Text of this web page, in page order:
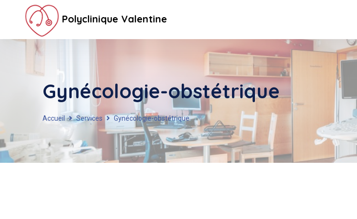
Polyclinique Valentine
Gynécologie-obstétrique
Accueil Services Gynécologie-obstétrique